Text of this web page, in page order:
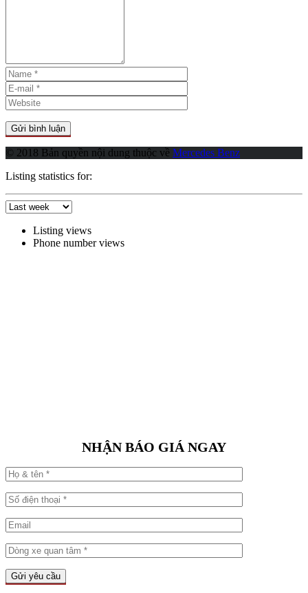
© 2018 Bản quyền nội dung thuộc về Mercedes Benz
Listing statistics for:
Listing views
Phone number views
NHẬN BÁO GIÁ NGAY